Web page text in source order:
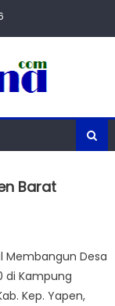
Barat
Membangun Desa
di Kampung
Kep. Yapen,